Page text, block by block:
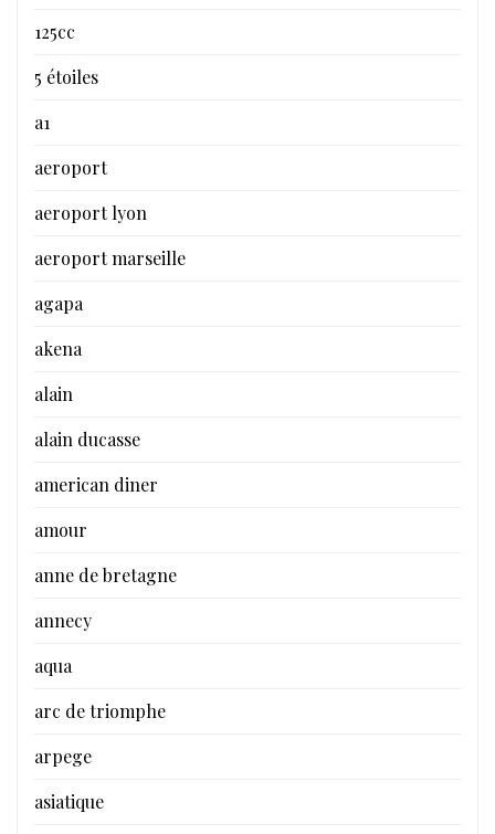
125cc
5 étoiles
a1
aeroport
aeroport lyon
aeroport marseille
agapa
akena
alain
alain ducasse
american diner
amour
anne de bretagne
annecy
aqua
arc de triomphe
arpege
asiatique